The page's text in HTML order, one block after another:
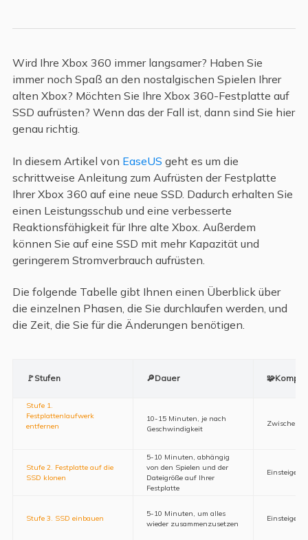
Wird Ihre Xbox 360 immer langsamer? Haben Sie
immer noch Spaß an den nostalgischen Spielen Ihrer
alten Xbox? Möchten Sie Ihre Xbox 360-Festplatte auf
SSD aufrüsten? Wenn das der Fall ist, dann sind Sie hier
genau richtig.
In diesem Artikel von EaseUS geht es um die
schrittweise Anleitung zum Aufrüsten der Festplatte
Ihrer Xbox 360 auf eine neue SSD. Dadurch erhalten Sie
einen Leistungsschub und eine verbesserte
Reaktionsfähigkeit für Ihre alte Xbox. Außerdem
können Sie auf eine SSD mit mehr Kapazität und
geringerem Stromverbrauch aufrüsten.
Die folgende Tabelle gibt Ihnen einen Überblick über
die einzelnen Phasen, die Sie durchlaufen werden, und
die Zeit, die Sie für die Änderungen benötigen.
🚩Stufen 🔎Dauer
Stufe 1.
Festplattenlaufwerk
entfernen
10-15 Minuten, je nach
Geschwindigkeit
Stufe 2. Festplatte auf die
SSD klonen
5-10 Minuten, abhängig
von den Spielen und der
Dateigröße auf Ihrer
Festplatte
Stufe 3. SSD einbauen
5-10 Minuten, um alles
wieder zusammenzusetzen